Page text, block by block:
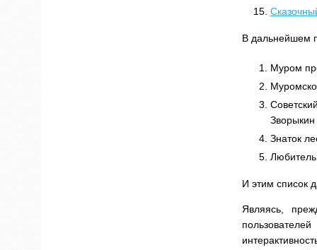
В дальнейшем
Муром
Зворыкин
Знаток
И этим список
Являясь,